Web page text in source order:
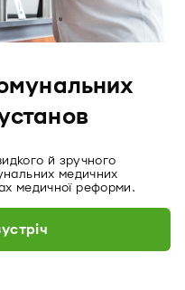
й зручного
медичних
медичної реформи.